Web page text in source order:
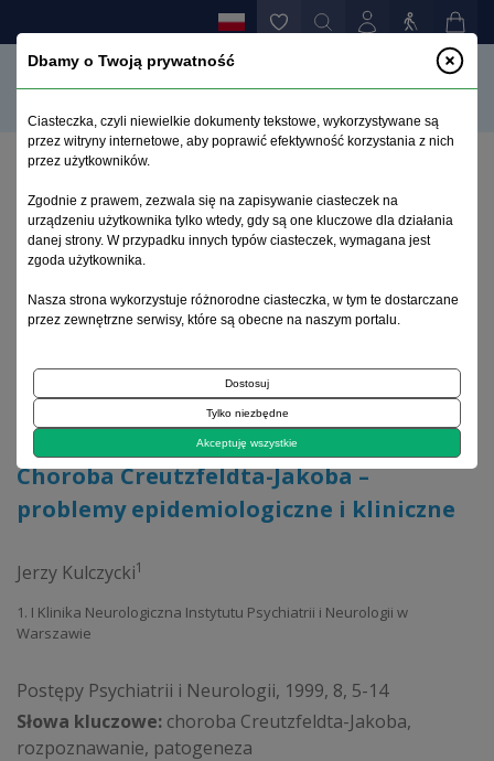
Choroba Creutzfeldta-Jakoba – problemy
epidemiologiczne i kliniczne
Archiwum 1992–2014
1999, tom 8, zeszyt 1
Choroby infekcyjne o.u.n.
Choroba Creutzfeldta-Jakoba –
problemy epidemiologiczne i kliniczne
Jerzy Kulczycki1
1. I Klinika Neurologiczna Instytutu Psychiatrii i Neurologii w
Warszawie
Postępy Psychiatrii i Neurologii, 1999, 8, 5-14
Słowa kluczowe: choroba Creutzfeldta-Jakoba,
rozpoznawanie, patogeneza
Dbamy o Twoją prywatność
Ciasteczka, czyli niewielkie dokumenty tekstowe, wykorzystywane są
przez witryny internetowe, aby poprawić efektywność korzystania z nich
przez użytkowników.
Zgodnie z prawem, zezwala się na zapisywanie ciasteczek na
urządzeniu użytkownika tylko wtedy, gdy są one kluczowe dla działania
danej strony. W przypadku innych typów ciasteczek, wymagana jest
zgoda użytkownika.
Nasza strona wykorzystuje różnorodne ciasteczka, w tym te dostarczane
przez zewnętrzne serwisy, które są obecne na naszym portalu.
Dostosuj
Tylko niezbędne
Akceptuję wszystkie